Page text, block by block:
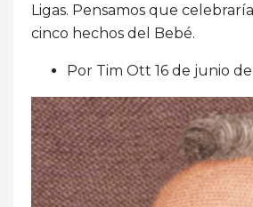
Ligas. Pensamos que
cinco hechos del Bebé.
Por Tim Ott 16 de junio de